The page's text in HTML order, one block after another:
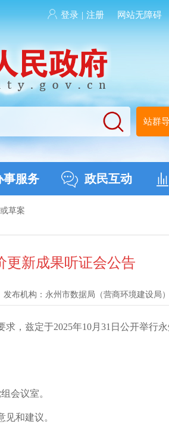
登录 | 注册 网站无障碍
站群
事服务 政民互动
草案
更新成果听证会公告
发布机构： 永州市数据局（营商环境建设局）
，兹定于2025年10月31日公开举行
会议室。
和建议。